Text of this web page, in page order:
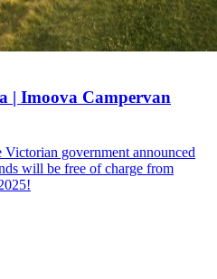
| Imoova Campervan
Victorian government announced
will be free of charge from